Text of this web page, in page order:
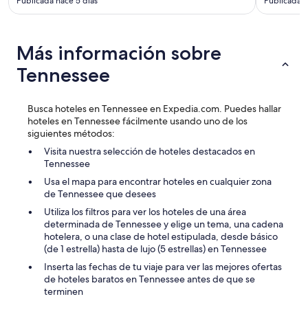
Más información sobre
Tennessee
Busca hoteles en Tennessee en Expedia.com. Puedes hallar
hoteles en Tennessee fácilmente usando uno de los
siguientes métodos:
Visita nuestra selección de hoteles destacados en
Tennessee
Usa el mapa para encontrar hoteles en cualquier zona
de Tennessee que desees
Utiliza los filtros para ver los hoteles de una área
determinada de Tennessee y elige un tema, una cadena
hotelera, o una clase de hotel estipulada, desde básico
(de 1 estrella) hasta de lujo (5 estrellas) en Tennessee
Inserta las fechas de tu viaje para ver las mejores ofertas
de hoteles baratos en Tennessee antes de que se
terminen